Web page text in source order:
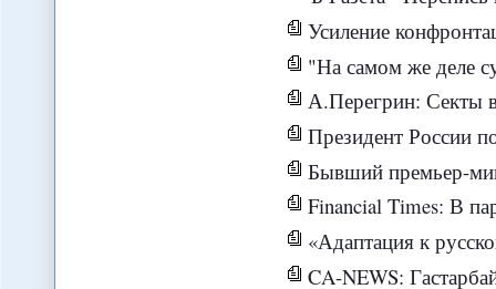
Усиление
"На самом же деле сущность такфиризма - это подрыв государственного
А.Перегрин: Секты в
Президент России
Бывший премьер-министр
Financial Times: В парламенте Италии у Анджелино Альфано,
«Адаптация к русской жизни
CA-NEWS: Гастарбайтеры дешевы и